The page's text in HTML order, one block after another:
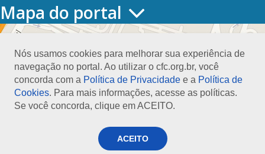
Nós usamos cookies para melhorar sua experiência de
navegação no portal. Ao utilizar o cfc.org.br, você
concorda com a Política de Privacidade e a Política de
Cookies. Para mais informações, acesse as políticas.
Se você concorda, clique em ACEITO.
ACEITO
Mapa do portal
HOME
Conselho Diretor
Nossa Sede
Planejamento
Organograma
Medalha João Lyra